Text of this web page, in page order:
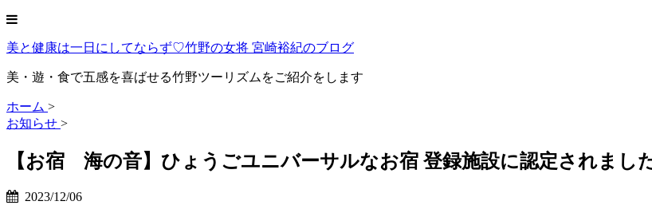
美と健康は一日にしてならず♡竹野の女将 宮崎裕紀のブログ
美・遊・食で五感を喜ばせる竹野ツーリズムをご紹介をします
ホーム >
お知らせ >
【お宿 海の音】ひょうごユニバーサルなお宿 登録施設に認定されまし
2023/12/06